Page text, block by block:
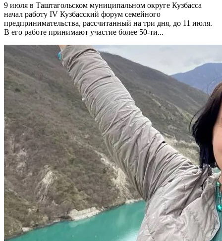
9 июля в Таштагольском муниципальном округе Кузбасса
начал работу IV Кузбасский форум семейного
предпринимательства, рассчитанный на три дня, до 11 июля.
В его работе принимают участие более 50-ти...